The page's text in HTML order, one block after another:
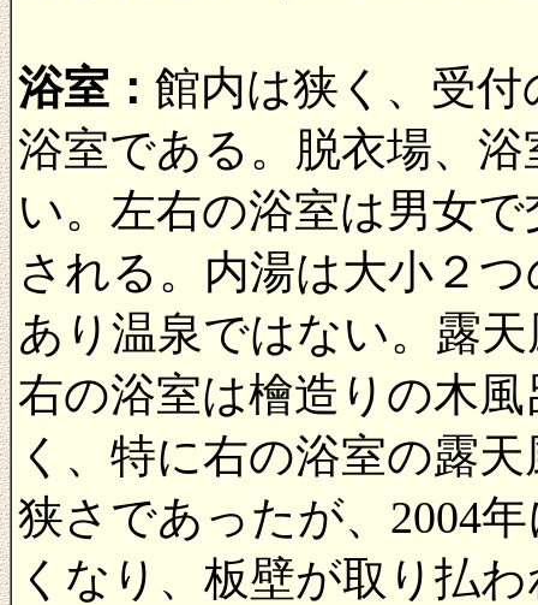
浴室： 館内は狭く、受
浴室である。脱衣場、
い。左右の浴室は男女
される。内湯は大小２
あり温泉ではない。露
右の浴室は檜造りの木
く、特に右の浴室の露
狭さであったが、2004
くなり、板壁が取り払